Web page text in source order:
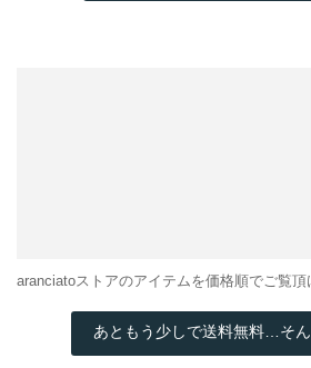
aranciatoストアのアイテムを価格順でご覧頂
あともう少しで送料無料…そ